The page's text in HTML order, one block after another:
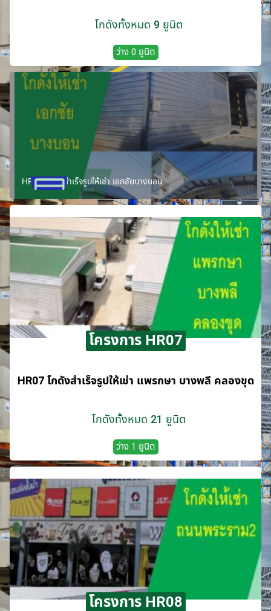
โกดังทั้งหมด 9 ยูนิต
ว่าง 0 ยูนิต
HR06 โกดังสำเร็จรูปให้เช่า เอกชัยบางบอน
โครงการ HR07
HR07 โกดังสำเร็จรูปให้เช่า แพรกษา บางพลี​ คลองขุด
โกดังทั้งหมด 21 ยูนิต
ว่าง 1 ยูนิต
โครงการ HR08